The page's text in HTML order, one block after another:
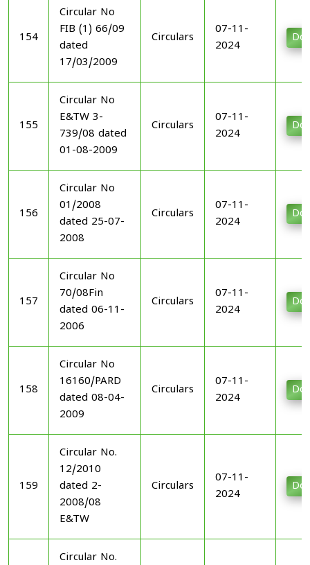
154
Circular No
FIB (1) 66/09
dated
17/03/2009
Circulars
07-11-
2024
155
Circular No
E&TW 3-
739/08 dated
01-08-2009
Circulars
07-11-
2024
156
Circular No
01/2008
dated 25-07-
2008
Circulars
07-11-
2024
157
Circular No
70/08Fin
dated 06-11-
2006
Circulars
07-11-
2024
158
Circular No
16160/PARD
dated 08-04-
2009
Circulars
07-11-
2024
159
Circular No.
12/2010
dated 2-
2008/08
E&TW
Circulars
07-11-
2024
Circular No.